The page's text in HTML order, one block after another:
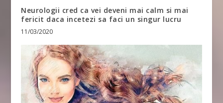
Neurologii cred ca vei deveni mai calm si mai
fericit daca incetezi sa faci un singur lucru
11/03/2020